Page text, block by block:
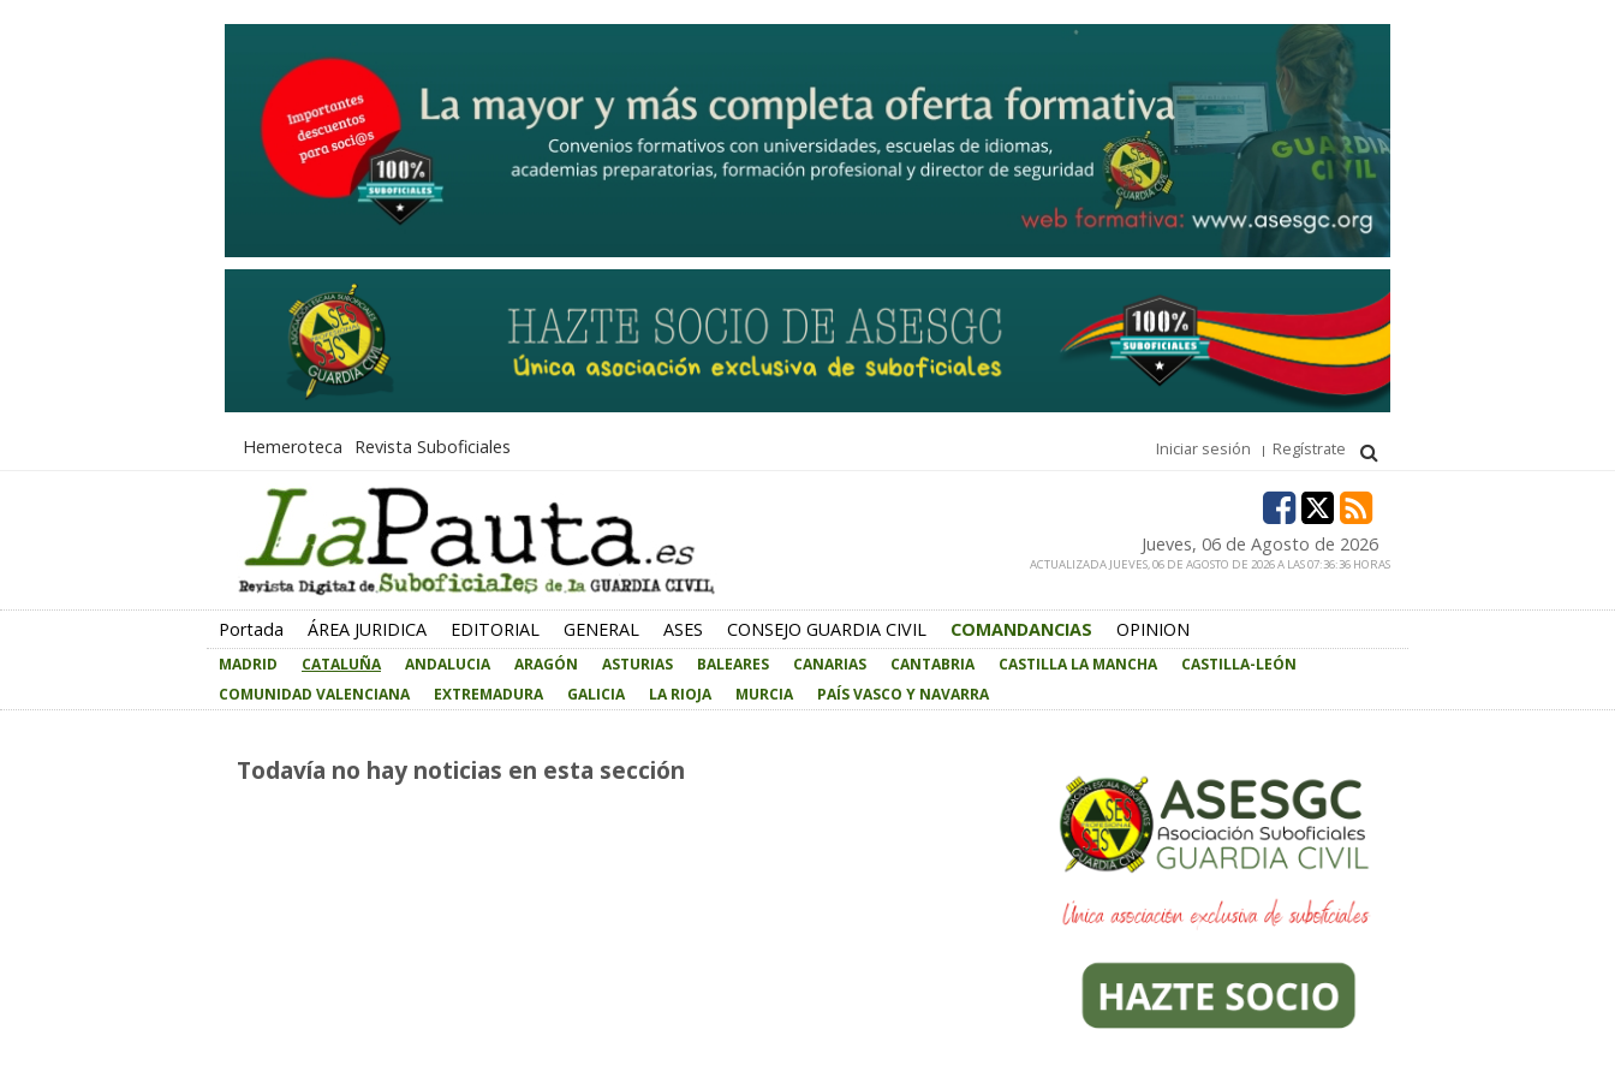
Hemeroteca Revista Suboficiales Iniciar sesión Regístrate
Jueves, 06 de Agosto de 2026
ACTUALIZADA JUEVES, 06 DE AGOSTO DE 2026 A LAS 07:36:36 HORAS
Portada ÁREA JURIDICA EDITORIAL GENERAL ASES CONSEJO GUARDIA CIVIL COMANDANCIAS OPINION
MADRID CATALUÑA ANDALUCIA ARAGÓN ASTURIAS BALEARES CANARIAS CANTABRIA CASTILLA LA MANCHA
CASTILLA-LEÓN
COMUNIDAD VALENCIANA
EXTREMADURA GALICIA LA RIOJA MURCIA PAÍS VASCO Y NAVARRA
Todavía no hay noticias en esta sección